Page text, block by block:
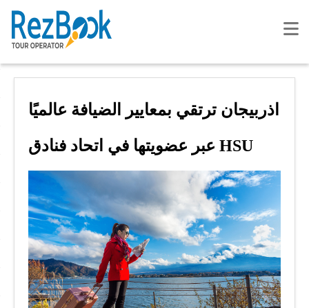
اذربيجان ترتقي بمعايير الضيافة عالميًا
عبر عضويتها في اتحاد فنادق HSU